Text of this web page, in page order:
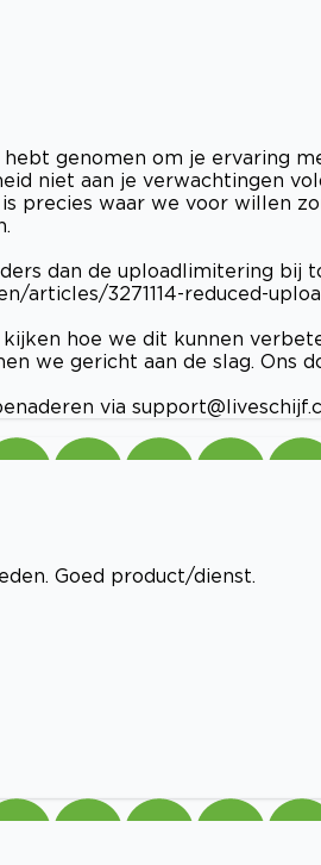
genomen om je ervaring
niet aan je verwachtingen
precies waar we voor willen
dan de uploadlimitering bij
articles/3271114-reduced-
hoe we dit kunnen
we gericht aan de slag. Ons
via
Goed product/dienst.